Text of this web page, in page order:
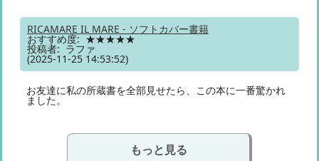
RICAMARE IL MARE - ソフトカバー書籍
おすすめ度: ★★★★★
投稿者: ラファ
(2025-11-25 14:53:52)
お友達に私の所蔵書を全部見せたら、この本に一番驚かれ
ました。
もっと見る